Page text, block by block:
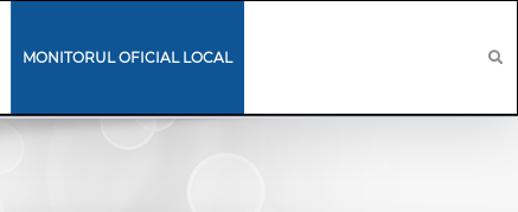
MONITORUL OFICIAL LOCAL